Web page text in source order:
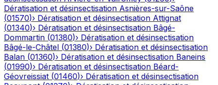
Dératisation et désinsectisation Asnières-sur-Saône
(01570)› Dératisation et désinsectisation Attignat
(01340)› Dératisation et désinsectisation Bâgé-
Dommartin (01380)› Dératisation et désinsectisation
Bâgé-le-Châtel (01380)› Dératisation et désinsectisation
Balan (01360)› Dératisation et désinsectisation Baneins
(01990)› Dératisation et désinsectisation Béard-
Géovreissiat (01460)› Dératisation et désinsectisation